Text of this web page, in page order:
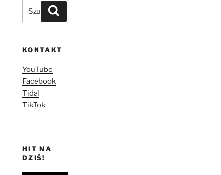
Szukaj:
KONTAKT
YouTube
Facebook
Tidal
TikTok
HIT NA
DZIŚ!